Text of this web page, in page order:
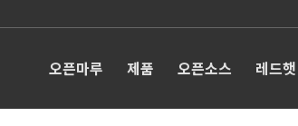
오픈마루 제품 오픈소스 레드햇